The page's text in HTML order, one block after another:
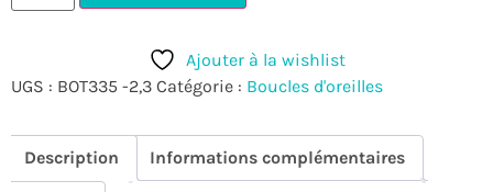
Ajouter à la wishlist
UGS : BOT335 -2,3 Catégorie : Boucles d'oreilles
Description Informations complémentaires